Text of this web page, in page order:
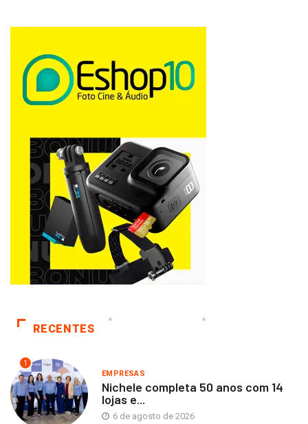
RECENTES
1
EMPRESAS
Nichele completa 50 anos com 14
lojas e...
6 de agosto de 2026